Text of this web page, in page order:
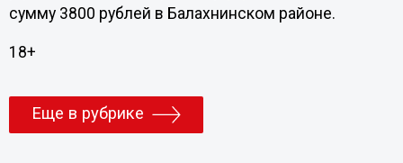
сумму 3800 рублей в Балахнинском районе.
18+
Еще в рубрике